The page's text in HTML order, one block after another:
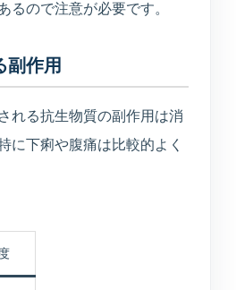
るので注意が必要です。
副作用
れる抗生物質の副作用は消
に下痢や腹痛は比較的よく